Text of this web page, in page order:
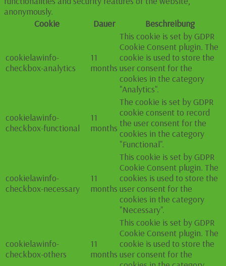
anonymously.
Cookie
Dauer Beschreibung
cookielawinfo-
checkbox-analytics
11
months
This cookie is set by GDPR
Cookie Consent plugin. The
cookie is used to store the
user consent for the
cookies in the category
"Analytics".
cookielawinfo-
checkbox-functional
11
months
The cookie is set by GDPR
cookie consent to record
the user consent for the
cookies in the category
"Functional".
cookielawinfo-
checkbox-necessary
11
months
This cookie is set by GDPR
Cookie Consent plugin. The
cookies is used to store the
user consent for the
cookies in the category
"Necessary".
cookielawinfo-
checkbox-others
11
months
This cookie is set by GDPR
Cookie Consent plugin. The
cookie is used to store the
user consent for the